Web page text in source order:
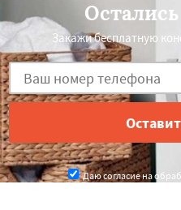
Закажи бесплатную
Даю согласие на